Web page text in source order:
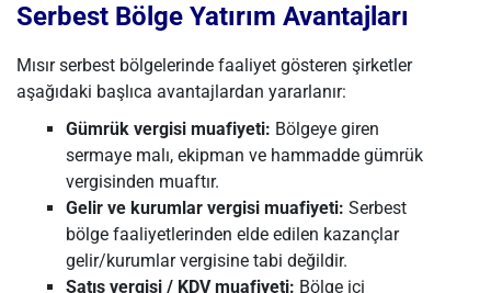
Serbest Bölge Yatırım Avantajları
Mısır serbest bölgelerinde faaliyet gösteren şirketler
aşağıdaki başlıca avantajlardan yararlanır:
Gümrük vergisi muafiyeti: Bölgeye giren
sermaye malı, ekipman ve hammadde gümrük
vergisinden muaftır.
Gelir ve kurumlar vergisi muafiyeti: Serbest
bölge faaliyetlerinden elde edilen kazançlar
gelir/kurumlar vergisine tabi değildir.
Satış vergisi / KDV muafiyeti: Bölge içi